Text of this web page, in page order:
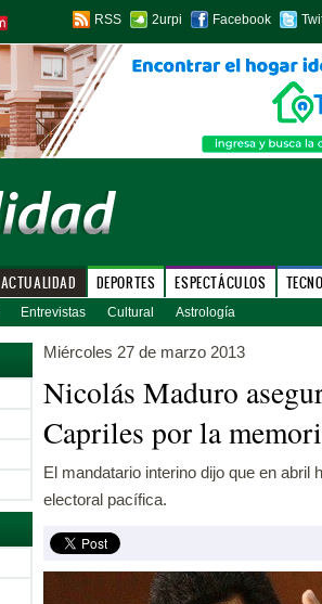
RSS 2urpi Facebook
ACTUALIDAD DEPORTES ESPECTÁCULOS
Entrevistas Cultural Astrología
Miércoles 27 de marzo 2013
Nicolás Maduro
Capriles por la
El mandatario interino dijo que en abril
electoral pacífica.